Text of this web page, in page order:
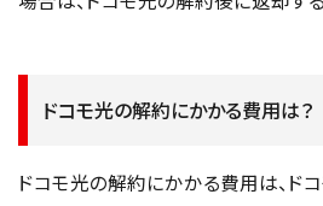
ドコモ光の解約にかかる費用は？
ドコモ光の解約にかかる費用は、ド